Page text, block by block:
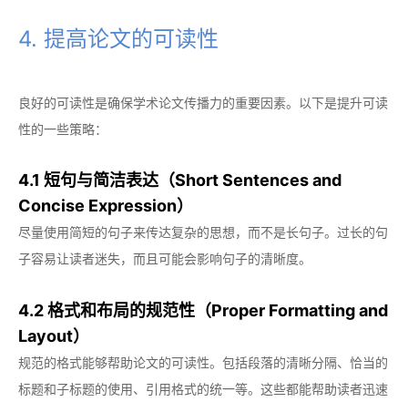
4. 提高论文的可读性
良好的可读性是确保学术论文传播力的重要因素。以下是提升可读
性的一些策略：
4.1 短句与简洁表达（Short Sentences and
Concise Expression）
尽量使用简短的句子来传达复杂的思想，而不是长句子。过长的句
子容易让读者迷失，而且可能会影响句子的清晰度。
4.2 格式和布局的规范性（Proper Formatting and
Layout）
规范的格式能够帮助论文的可读性。包括段落的清晰分隔、恰当的
标题和子标题的使用、引用格式的统一等。这些都能帮助读者迅速